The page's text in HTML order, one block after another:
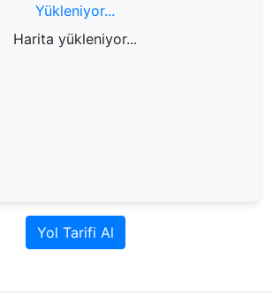
Yükleniyor...
Harita yükleniyor...
Yol Tarifi Al